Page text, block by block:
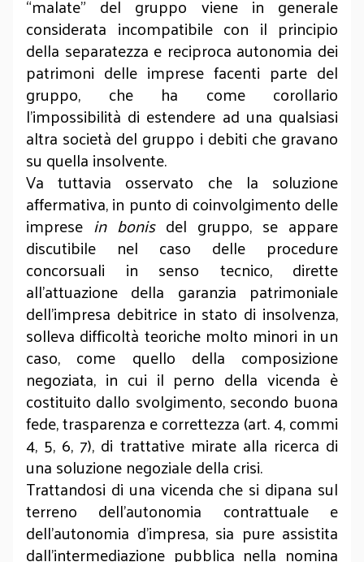
“malate” del gruppo viene in generale
considerata incompatibile con il principio
della separatezza e reciproca autonomia dei
patrimoni delle imprese facenti parte del
gruppo, che ha come corollario
l’impossibilità di estendere ad una qualsiasi
altra società del gruppo i debiti che gravano
su quella insolvente.
Va tuttavia osservato che la soluzione
affermativa, in punto di coinvolgimento delle
imprese in bonisdel gruppo, se appare
discutibile nel caso delle procedure
concorsuali in senso tecnico, dirette
all’attuazione della garanzia patrimoniale
dell’impresa debitrice in stato di insolvenza,
solleva difficoltà teoriche molto minori in un
caso, come quello della composizione
negoziata, in cui il perno della vicenda è
costituito dallo svolgimento, secondo buona
fede, trasparenza e correttezza (art. 4, commi
4, 5, 6, 7), di trattative mirate alla ricerca di
una soluzione negoziale della crisi.
Trattandosi di una vicenda che si dipana sul
terreno dell’autonomia contrattuale e
dell’autonomia d’impresa, sia pure assistita
dall’intermediazione pubblica nella nomina